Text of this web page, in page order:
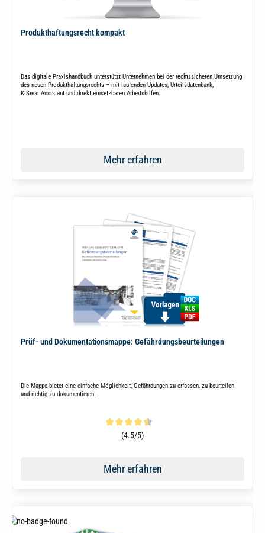
Produkthaftungsrecht kompakt
Das digitale Praxishandbuch unterstützt Unternehmen bei der rechtssicheren Umsetzung
des neuen Produkthaftungsrechts – mit laufenden Updates, Urteilsdatenbank,
KISmartAssistant und direkt einsetzbaren Arbeitshilfen.
Mehr erfahren
Prüf- und Dokumentationsmappe: Gefährdungsbeurteilungen
Die Mappe bietet eine einfache Möglichkeit, Gefährdungen zu erfassen, zu beurteilen
und richtig zu dokumentieren.
Durchschnittliche Bewertung von 4.5 von 5 Sternen
(4.5/5)
Mehr erfahren